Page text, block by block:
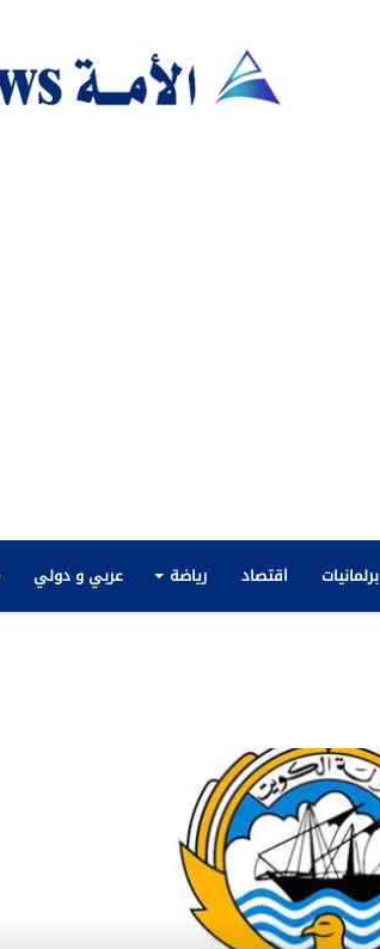
برلمانيات اقتصاد رياضة عربي و دولي